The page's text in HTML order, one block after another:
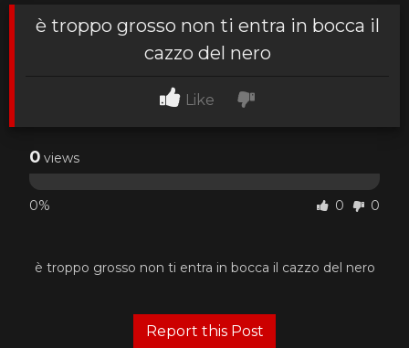
è troppo grosso non ti entra in bocca il
cazzo del nero
Like
0 views
0% 0 0
è troppo grosso non ti entra in bocca il cazzo del nero